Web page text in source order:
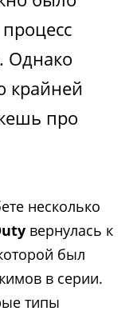
Однако
крайней
про
несколько
вернулась к
был
в серии.
типы